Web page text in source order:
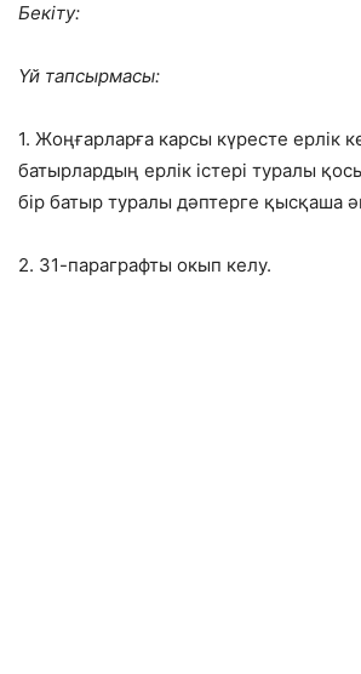
Бекіту:
Үй тапсырмасы:
1. Жоңғарларға карсы күресте ерлік
батырлардың ерлік істері туралы
бір батыр туралы дәптерге қысқаша
2. 31-параграфты окып келу.